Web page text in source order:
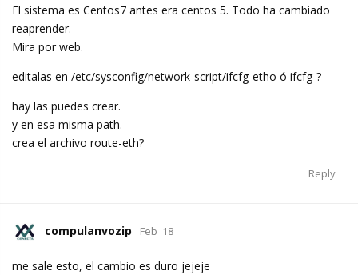
El sistema es Centos7 antes era centos 5. Todo ha cambiado
reaprender.
Mira por web.
editalas en /etc/sysconfig/network-script/ifcfg-etho ó ifcfg-?
hay las puedes crear.
y en esa misma path.
crea el archivo route-eth?
Reply
compulanvozip Feb '18
me sale esto, el cambio es duro jejeje